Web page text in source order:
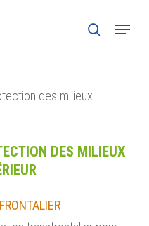
search
Menu
des milieux
DES MILIEUX